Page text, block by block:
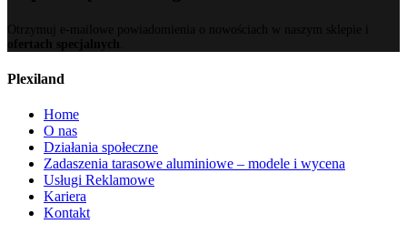
Otrzymuj e-mailowe powiadomienia o nowościach w naszym sklepie i
ofertach specjalnych
Plexiland
Home
O nas
Działania społeczne
Zadaszenia tarasowe aluminiowe – modele i wycena
Usługi Reklamowe
Kariera
Kontakt